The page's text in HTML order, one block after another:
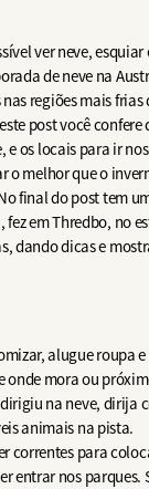
ver neve,
de neve na
regiões mais frias
post você confere
e os locais para ir
o melhor que o
final do post tem
em Thredbo, no
dando dicas e
alugue roupa
onde mora ou
na neve, dirija
animais na pista.
correntes para
entrar nos parques.